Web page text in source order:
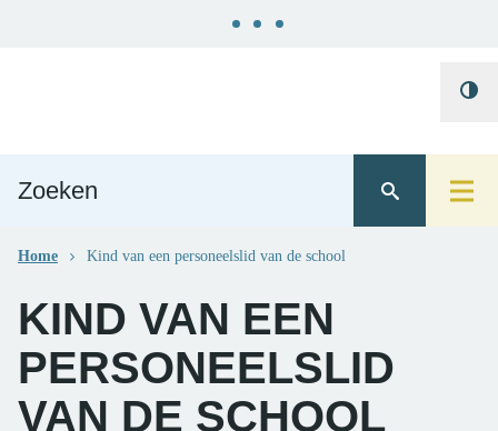
Home Kind van een personeelslid van de school
KIND VAN EEN
PERSONEELSLID
VAN DE SCHOOL